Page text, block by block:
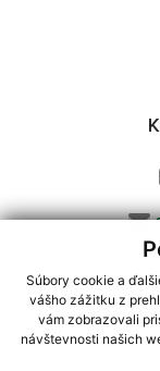
Súbory cookie a
vášho zážitku z
vám zobrazovali
návštevnosti našich
využite možnosť
CMS systém